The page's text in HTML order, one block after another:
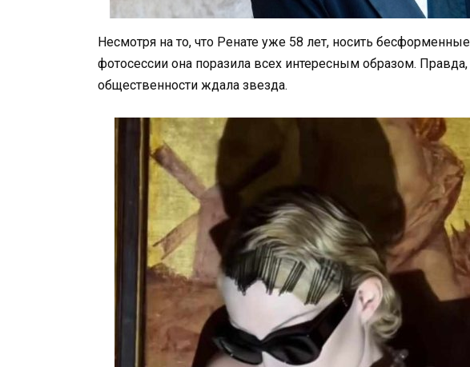
Несмотря на то, что Ренате уже 58 лет, носить
фотосессии она поразила всех интересным образом.
общественности ждала звезда.